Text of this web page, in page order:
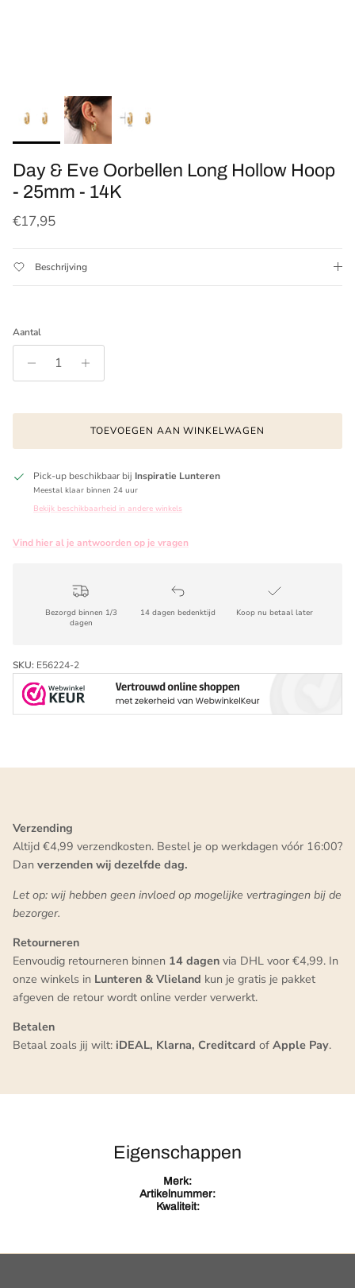
Day & Eve Oorbellen Long Hollow Hoop
- 25mm - 14K
Reguliere prijs
€17,95
Beschrijving
Aantal
TOEVOEGEN AAN WINKELWAGEN
Pick-up beschikbaar bij Inspiratie Lunteren
Meestal klaar binnen 24 uur
Bekijk beschikbaarheid in andere winkels
Vind hier al je antwoorden op je vragen
Bezorgd binnen 1/3
dagen
14 dagen bedenktijd Koop nu betaal later
SKU: E56224-2
Verzending
Altijd €4,99 verzendkosten. Bestel je op werkdagen vóór 16:00?
Dan verzenden wij dezelfde dag.
Let op: wij hebben geen invloed op mogelijke vertragingen bij de
bezorger.
Retourneren
Eenvoudig retourneren binnen 14 dagen via DHL voor €4,99. In
onze winkels in Lunteren & Vlieland kun je gratis je pakket
afgeven de retour wordt online verder verwerkt.
Betalen
Betaal zoals jij wilt: iDEAL, Klarna, Creditcard of Apple Pay.
Eigenschappen
Merk:
Artikelnummer:
Kwaliteit: